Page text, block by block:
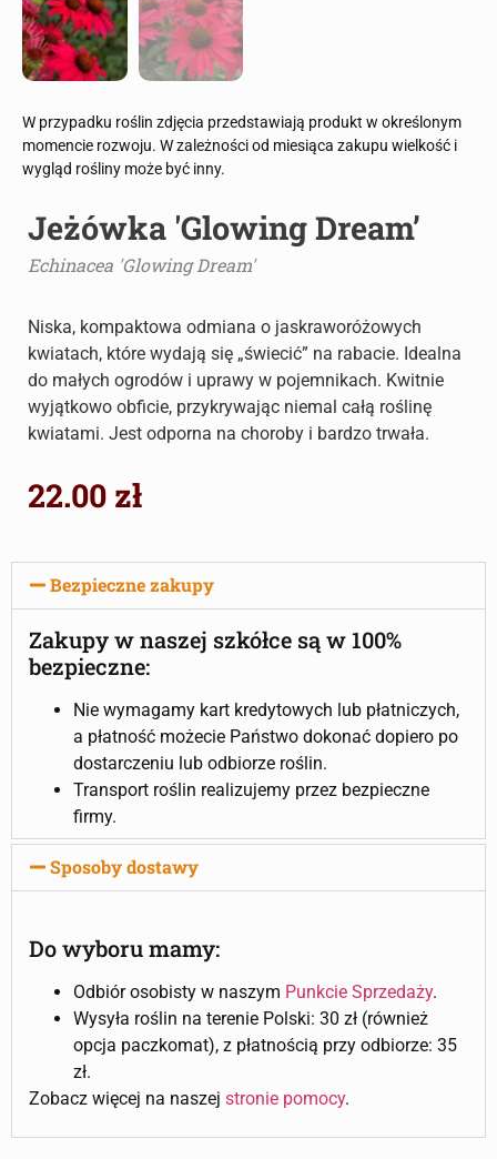
W przypadku roślin zdjęcia przedstawiają produkt w określonym
momencie rozwoju. W zależności od miesiąca zakupu wielkość i
wygląd rośliny może być inny.
Jeżówka 'Glowing Dream’
Echinacea 'Glowing Dream'
Niska, kompaktowa odmiana o jaskraworóżowych
kwiatach, które wydają się „świecić” na rabacie. Idealna
do małych ogrodów i uprawy w pojemnikach. Kwitnie
wyjątkowo obficie, przykrywając niemal całą roślinę
kwiatami. Jest odporna na choroby i bardzo trwała.
22.00 zł
Bezpieczne zakupy
Zakupy w naszej szkółce są w 100%
bezpieczne:
Nie wymagamy kart kredytowych lub płatniczych,
a płatność możecie Państwo dokonać dopiero po
dostarczeniu lub odbiorze roślin.
Transport roślin realizujemy przez bezpieczne
firmy.
Sposoby dostawy
Do wyboru mamy:
Odbiór osobisty w naszym Punkcie Sprzedaży.
Wysyła roślin na terenie Polski: 30 zł (również
opcja paczkomat), z płatnością przy odbiorze: 35
zł.
Zobacz więcej na naszej stronie pomocy.